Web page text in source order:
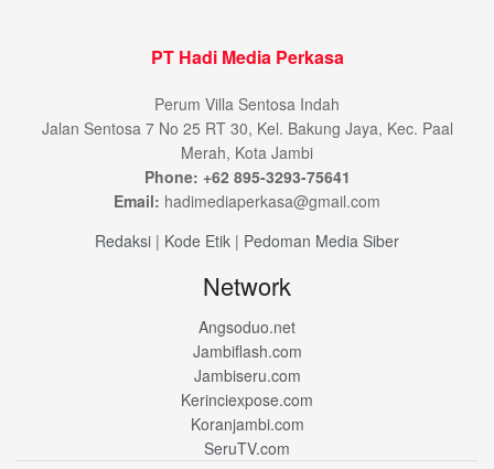
PT Hadi Media Perkasa
Perum Villa Sentosa Indah
Jalan Sentosa 7 No 25 RT 30, Kel. Bakung Jaya, Kec. Paal
Merah, Kota Jambi
Phone: +62 895-3293-75641
Email: hadimediaperkasa@gmail.com
Redaksi | Kode Etik | Pedoman Media Siber
Network
Angsoduo.net
Jambiflash.com
Jambiseru.com
Kerinciexpose.com
Koranjambi.com
SeruTV.com